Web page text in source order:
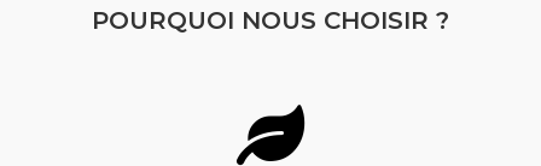
POURQUOI NOUS CHOISIR ?